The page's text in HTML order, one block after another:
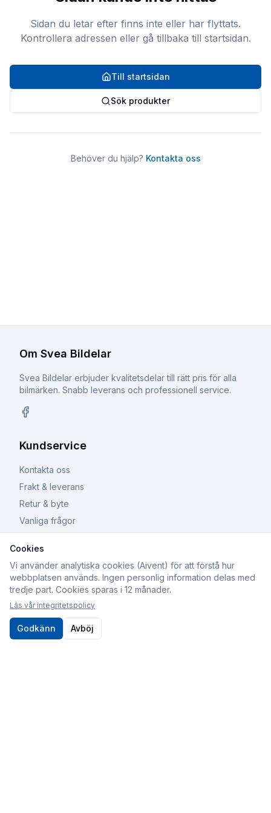
Sidan du letar efter finns inte eller har flyttats.
Kontrollera adressen eller gå tillbaka till startsidan.
Till startsidan
Sök produkter
Behöver du hjälp? Kontakta oss
Om Svea Bildelar
Svea Bildelar erbjuder kvalitetsdelar till rätt pris för alla
bilmärken. Snabb leverans och professionell service.
Kundservice
Kontakta oss
Frakt & leverans
Retur & byte
Vanliga frågor
Information
Köpvillkor
Integritetspolicy
Cookies
Om oss
Cookies
Vi använder analytiska cookies (Aivent) för att förstå hur
webbplatsen används. Ingen personlig information delas med
tredje part. Cookies sparas i 12 månader.
Läs vår integritetspolicy
Godkänn Avböj